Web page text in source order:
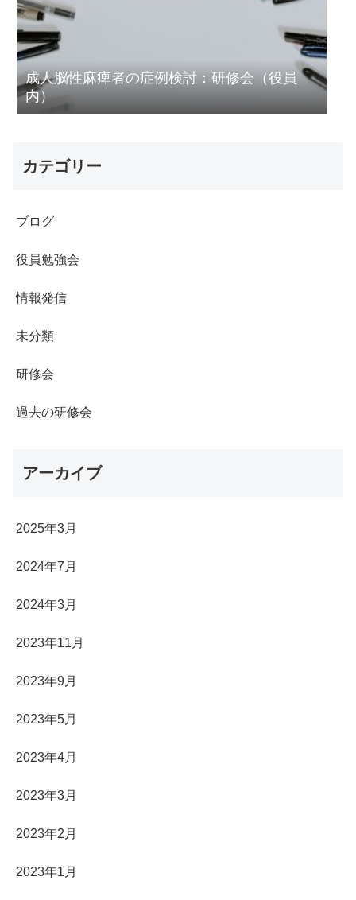
成人脳性麻痺者の症例検討：研修会（役員
内）
カテゴリー
ブログ
役員勉強会
情報発信
未分類
研修会
過去の研修会
アーカイブ
2025年3月
2024年7月
2024年3月
2023年11月
2023年9月
2023年5月
2023年4月
2023年3月
2023年2月
2023年1月